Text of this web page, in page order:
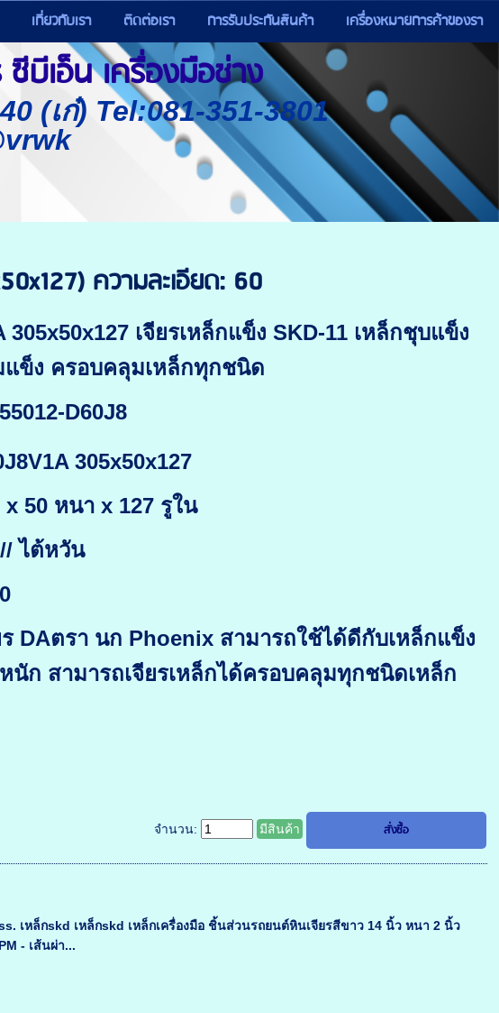
เกี่ยวกับเรา ติดต่อเรา การรับประกันสินค้า เครื่องหมายการค้าของรา
บีเอ็น เครื่องมือช่าง
(เก๋) Tel:081-351-3801
ความละเอียด: 60
305x50x127 เจียรเหล็กแข็ง SKD-11 เหล็กชุบแข็ง
แข็ง ครอบคลุมเหล็กทุกชนิด
D60J8
305x50x127
50 หนา x 127 รูใน
ไต้หวัน
DAตรา นก Phoenix สามารถใช้ได้ดีกับเหล็กแข็ง
นัก สามารถเจียรเหล็กได้ครอบคลุมทุกชนิดเหล็ก
จำนวน: มีสินค้า
เหล็กskd เหล็กskd เหล็กเครื่องมือ ชิ้นส่วนรถยนต์หินเจียรสีขาว 14 นิ้ว หนา 2 นิ้ว
- เส้นผ่า...